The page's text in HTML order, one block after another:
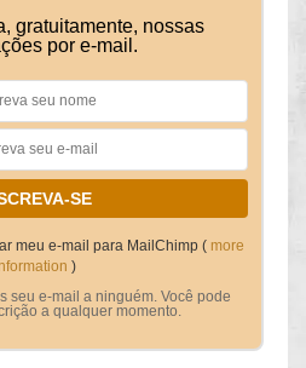
gratuitamente, nossas
por e-mail.
meu e-mail para MailChimp ( more
)
seu e-mail a ninguém. Você pode
a qualquer momento.